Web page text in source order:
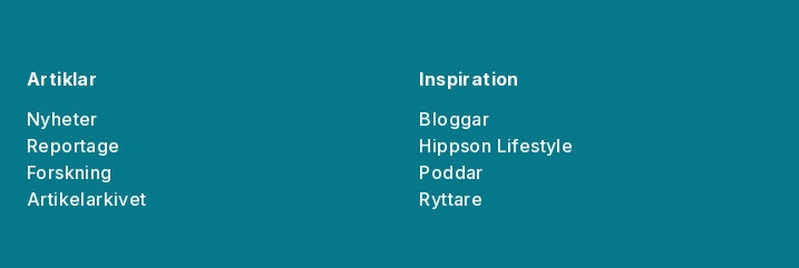
Artiklar
Nyheter
Reportage
Forskning
Artikelarkivet
Inspiration
Bloggar
Hippson Lifestyle
Poddar
Ryttare